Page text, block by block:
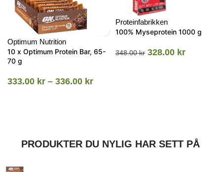
Optimum Nutrition
10 x Optimum Protein Bar, 65-
70 g
333.00 kr – 336.00 kr
Proteinfabrikken
100% Myseprotein 1000 g
348.00kr 328.00 kr
PRODUKTER DU NYLIG HAR SETT PÅ